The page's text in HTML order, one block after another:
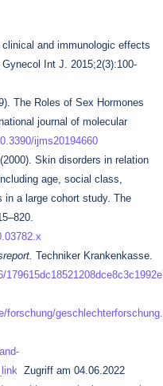
and immunologic effects
Int J. 2015;2(3):100-
The Roles of Sex Hormones
journal of molecular
ijms20194660
Skin disorders in relation
age, social class,
in a large cohort study. The
Techniker Krankenkasse.
forschung/
Zugriff am 04.06.2022